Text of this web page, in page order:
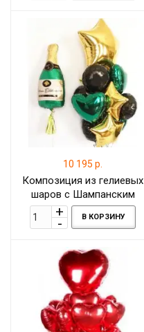
10 195 р.
Композиция из гелиевых
шаров с Шампанским
В КОРЗИНУ